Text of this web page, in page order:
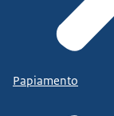
Papiamento